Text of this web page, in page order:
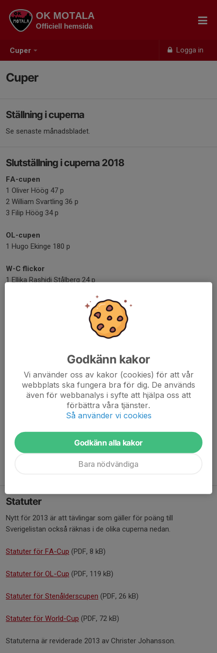
Cuper Logga in
OK MOTALA
Officiell hemsida
Cuper
Ställning i cuperna
Se senaste månadsbladet.
Slutställning i cuperna 2018
FA-cupen
1 Oliver Höög 47 p
2 William Svartling 36 p
3 Filip Höög 34 p
OL-cupen
1 Hugo Ekinge 180 p
W-C flickor
1 Ellika Rashidi Stålberg 24 p
3 Filip Höög 174+11 p
Sten-å Damer
1 Anni Gunnarstorp 300 p
2 Mona Petersen 187 p
3 Karin Bengtsson 65 p
Sten-å Herrar
1 Johan Pettersson 300 p
3 Jerry Martinsson 271 p
Statuter
Nytt för 2013 är att tävlingar som gäller för poäng till
Sverigelistan också räknas i de olika cuperna nedan.
Statuter för FA-Cup (PDF, 8 kB)
Statuter för OL-Cup (PDF, 119 kB)
Statuter för Stenålderscupen (PDF, 26 kB)
Statuter för World-Cup (PDF, 72 kB)
Statuterna är reviderade 2013 av Christer Johansson.
Godkänn kakor
Vi använder oss av kakor (cookies) för att vår
webbplats ska fungera bra för dig. De används
även för webbanalys i syfte att hjälpa oss att
förbättra våra tjänster.
Så använder vi cookies
Godkänn alla kakor
Bara nödvändiga